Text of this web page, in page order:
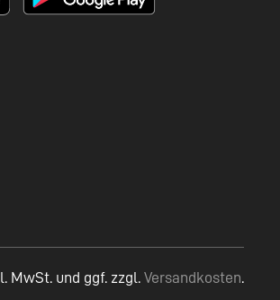
MwSt. und ggf. zzgl. Versandkosten.